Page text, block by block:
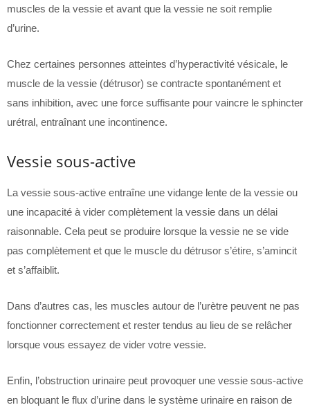
muscles de la vessie et avant que la vessie ne soit remplie
d’urine.
Chez certaines personnes atteintes d’hyperactivité vésicale, le
muscle de la vessie (détrusor) se contracte spontanément et
sans inhibition, avec une force suffisante pour vaincre le sphincter
urétral, entraînant une incontinence.
Vessie sous-active
La vessie sous-active entraîne une vidange lente de la vessie ou
une incapacité à vider complètement la vessie dans un délai
raisonnable. Cela peut se produire lorsque la vessie ne se vide
pas complètement et que le muscle du détrusor s’étire, s’amincit
et s’affaiblit.
Dans d’autres cas, les muscles autour de l’urètre peuvent ne pas
fonctionner correctement et rester tendus au lieu de se relâcher
lorsque vous essayez de vider votre vessie.
Enfin, l’obstruction urinaire peut provoquer une vessie sous-active
en bloquant le flux d’urine dans le système urinaire en raison de